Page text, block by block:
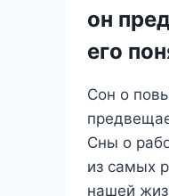
он
его
Сон о
Сны о
из самых
нашей